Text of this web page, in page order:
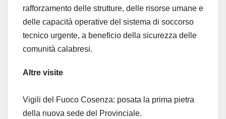
rafforzamento delle strutture, delle risorse umane e
delle capacità operative del sistema di soccorso
tecnico urgente, a beneficio della sicurezza delle
comunità calabresi.
Altre visite
Vigili del Fuoco Cosenza: posata la prima pietra
della nuova sede del Provinciale.